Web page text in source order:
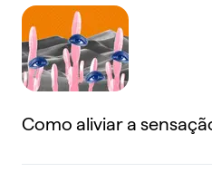
Como aliviar a